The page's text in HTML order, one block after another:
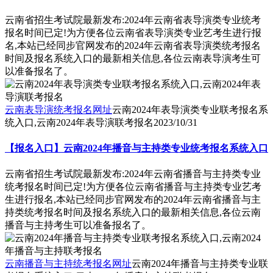
云南省招生考试院最新发布:2024年云南省表导演类专业统考
报名时间已定!为方便各位云南省表导演类专业艺考生进行报
名,本站已经同步官网发布的2024年云南省表导演类统考报名
时间及报名系统入口的最新相关信息,各位云南表导演考生可
以准备报名了。
云南表导演统考报名网址云南2024年表导演类专业联考报名系
统入口,云南2024年表导演联考报名2023/10/31
【报名入口】云南2024年播音与主持类专业统考报名系统入口
云南省招生考试院最新发布:2024年云南省播音与主持类专业
统考报名时间已定!为方便各位云南省播音与主持类专业艺考
生进行报名,本站已经同步官网发布的2024年云南省播音与主
持类统考报名时间及报名系统入口的最新相关信息,各位云南
播音与主持考生可以准备报名了。
云南播音与主持统考报名网址云南2024年播音与主持类专业联